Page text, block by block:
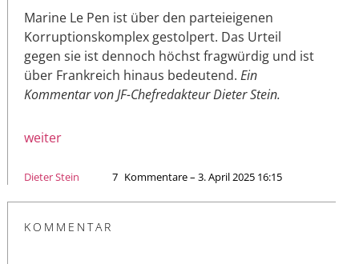
Marine Le Pen ist über den parteieigenen
Korruptionskomplex gestolpert. Das Urteil
gegen sie ist dennoch höchst fragwürdig und ist
über Frankreich hinaus bedeutend. Ein
Kommentar von JF-Chefredakteur Dieter Stein.
weiter
Dieter Stein 7 Kommentare – 3. April 2025 16:15
KOMMENTAR